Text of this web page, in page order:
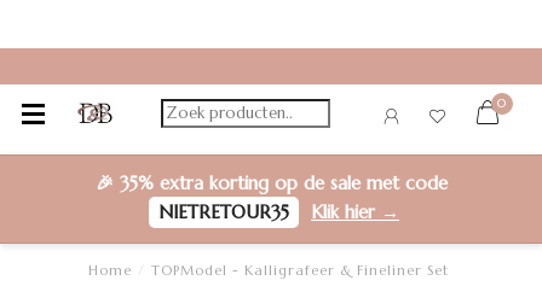
0
🎉 35% extra kortingop de sale met code
NIETRETOUR35
Klik hier →
Home TOPModel - Kalligrafeer & Fineliner Set